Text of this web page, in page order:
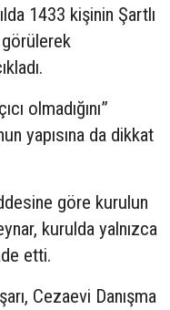
1433 kişinin Şartlı
görülerek
olmadığını”
yapısına da dikkat
göre kurulun
kurulda yalnızca
etti.
Cezaevi Danışma